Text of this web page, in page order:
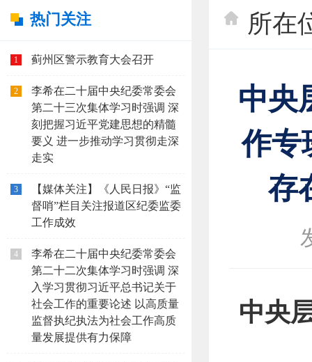
热门关注
1 蓟州区警示教育大会召开
2
李希在二十届中央纪委常委会
第二十三次集体学习时强调 深
刻把握习近平党建思想的精髓
要义 进一步推动学习贯彻走深
走实
3
【媒体关注】《人民日报》“监
督哨”栏目关注报道区纪委监委
工作成效
4
李希在二十届中央纪委常委会
第二十二次集体学习时强调 深
入学习贯彻习近平总书记关于
社会工作的重要论述 以高质量
监督执纪执法为社会工作高质
量发展提供有力保障
所在
中央
作专
存
中央